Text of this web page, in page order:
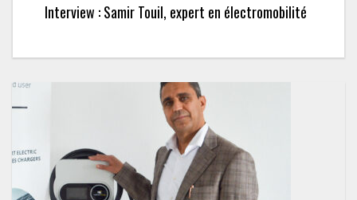
Interview : Samir Touil, expert en électromobilité